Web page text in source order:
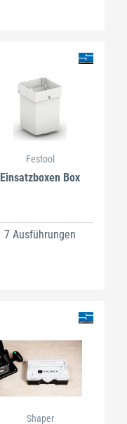
Festool
Einsatzboxen Box
7 Ausführungen
Shaper